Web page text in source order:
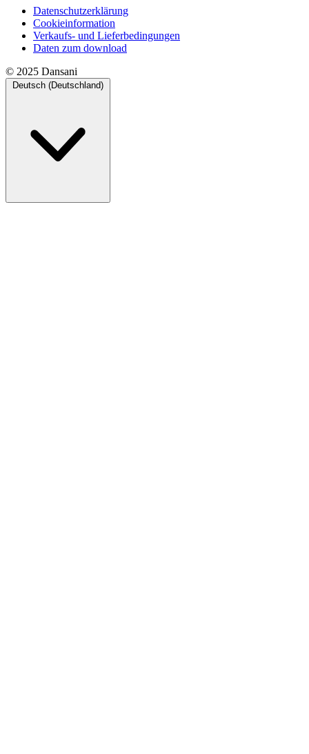
Datenschutzerklärung
Cookieinformation
Verkaufs- und Lieferbedingungen
Daten zum download
© 2025 Dansani
Deutsch (Deutschland)